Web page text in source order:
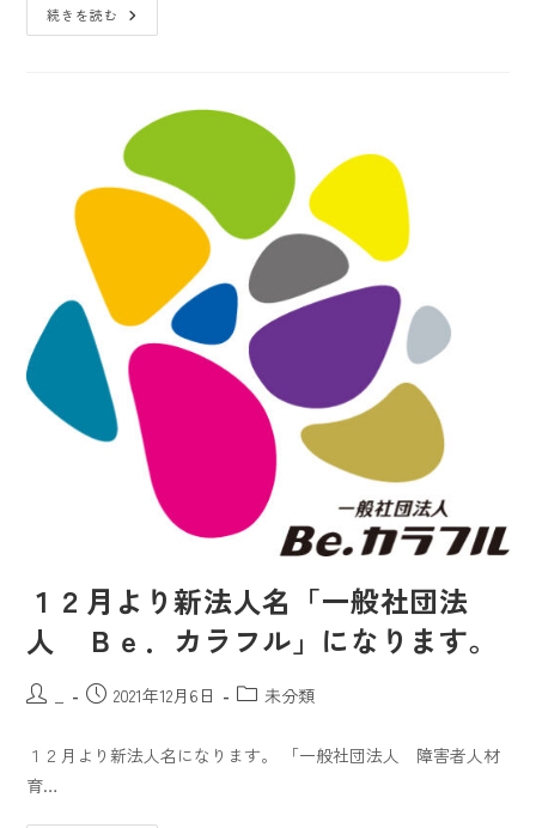
続きを読む
１２月より新法人名「一般社団法
人 Ｂｅ．カラフル」になります。
2021年12月6日 未分類
１２月より新法人名になります。 「一般社団法人 障害者人材
育…